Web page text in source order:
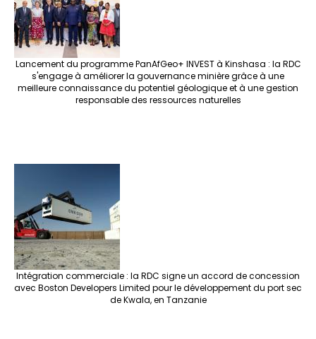
Lancement du programme PanAfGeo+ INVEST à Kinshasa : la RDC
s'engage à améliorer la gouvernance minière grâce à une
meilleure connaissance du potentiel géologique et à une gestion
responsable des ressources naturelles
Intégration commerciale : la RDC signe un accord de concession
avec Boston Developers Limited pour le développement du port sec
de Kwala, en Tanzanie